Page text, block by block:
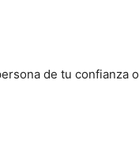
de tu confianza